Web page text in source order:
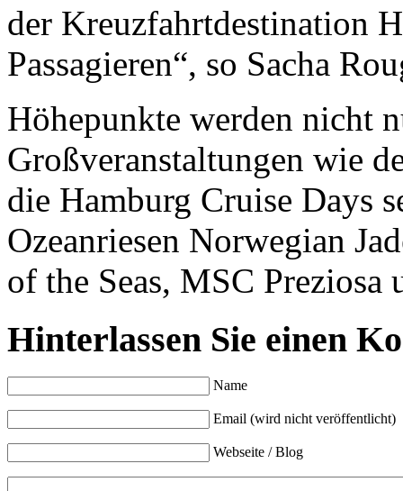
der Kreuzfahrtdestination
Passagieren“, so Sacha
Höhepunkte werden nicht
Großveranstaltungen wie
die Hamburg Cruise Days
Ozeanriesen Norwegian
of the Seas, MSC
Hinterlassen Sie einen
Name
Email (wird nicht veröffentlicht)
Webseite / Blog